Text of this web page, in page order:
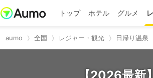
トップ ホテル グルメ
aumo 全国 レジャー・観光 日帰り温泉